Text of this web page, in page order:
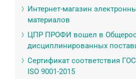
Интернет-магазин
материалов
ЦПР ПРОФИ вошел в
дисциплинированных
Сертификат соответствия
ISO 9001-2015